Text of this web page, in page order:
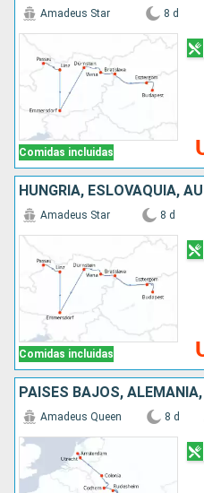
Comidas incluidas
Amadeus Star 8 d
Comidas incluidas
Amadeus Star 8 d
Amadeus Queen 8 d